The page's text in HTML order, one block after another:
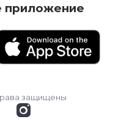
приложение
защищены